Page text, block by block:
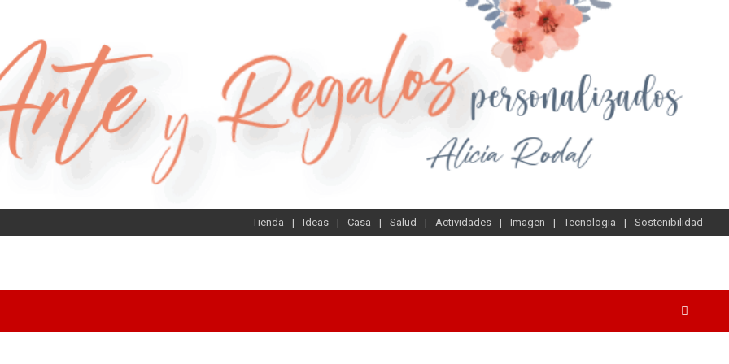
Tienda Ideas Casa Salud Actividades Imagen Tecnologia Sostenibilidad